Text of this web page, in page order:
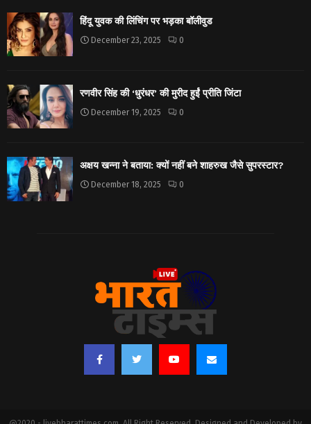
हिंदू युवक की लिंचिंग पर भड़का बॉलीवुड
December 23, 2025 0
रणवीर सिंह की ‘धुरंधर’ की मुरीद हुईं प्रीति जिंटा
December 19, 2025 0
अक्षय खन्ना ने बताया: क्यों नहीं बने शाहरुख जैसे सुपरस्टार?
December 18, 2025 0